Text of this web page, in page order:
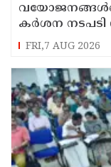
കർശന നടപടി
FRI,7 AUG 2026